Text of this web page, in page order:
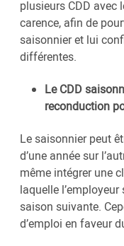
plusieurs CDD avec
carence, afin de
saisonnier et lui
différentes.
Le CDD
reconduction
Le saisonnier peut
d’une année sur
même intégrer une
laquelle l’employeur
saison suivante.
d’emploi en faveur